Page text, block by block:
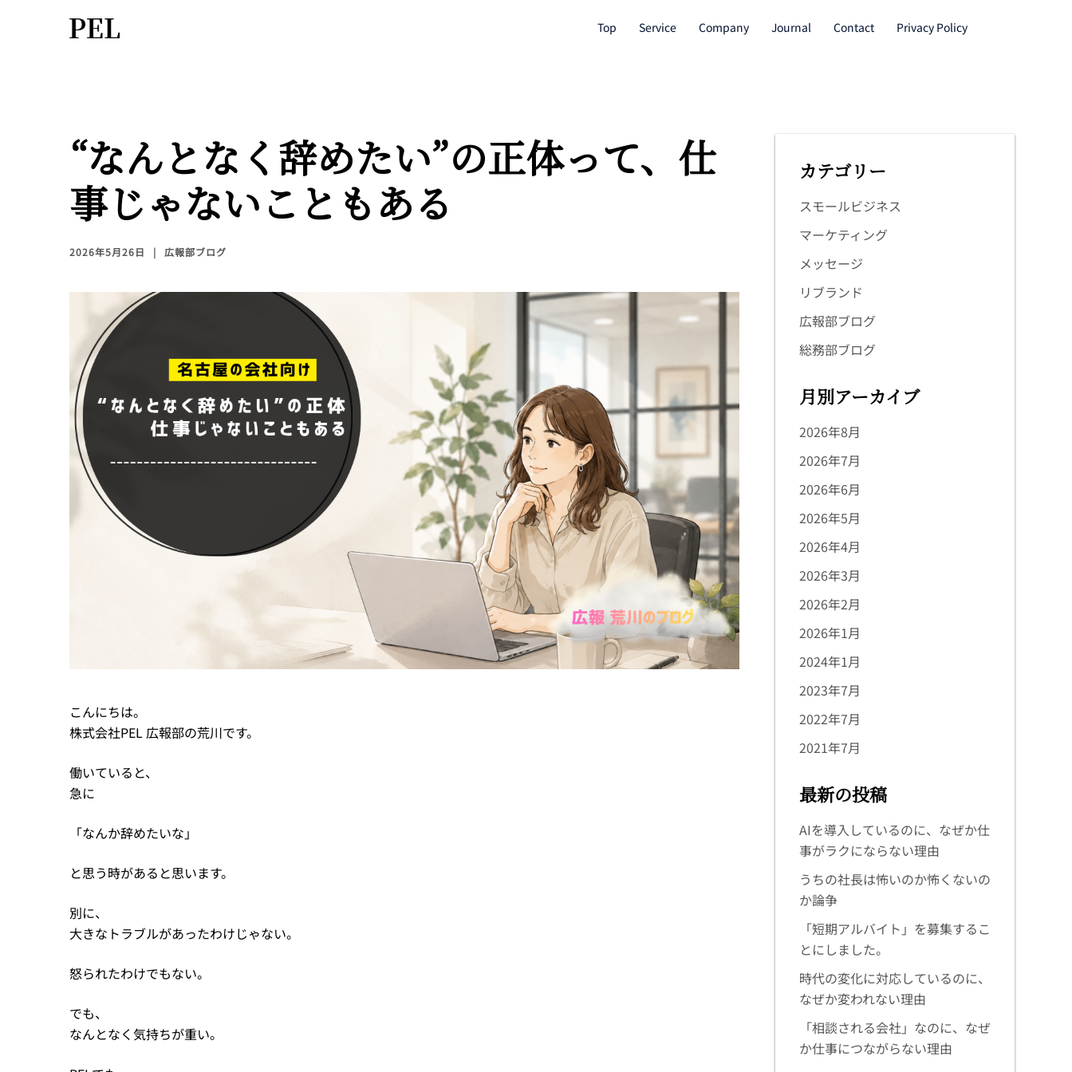
Top Service Company Journal Contact Privacy Policy
“なんとなく辞めたい”の正体って、仕
事じゃないこともある
2026年5月26日 広報部ブログ
こんにちは。
株式会社PEL 広報部の荒川です。
働いていると、
急に
「なんか辞めたいな」
と思う時があると思います。
別に、
大きなトラブルがあったわけじゃない。
怒られたわけでもない。
でも、
なんとなく気持ちが重い。
カテゴリー
スモールビジネス
マーケティング
メッセージ
リブランド
広報部ブログ
総務部ブログ
月別アーカイブ
2026年8月
2026年7月
2026年6月
2026年5月
2026年4月
2026年3月
2026年2月
2026年1月
2024年1月
2023年7月
2022年7月
2021年7月
最新の投稿
AIを導入しているのに、なぜか仕
事がラクにならない理由
うちの社長は怖いのか怖くないの
か論争
「短期アルバイト」を募集するこ
とにしました。
時代の変化に対応しているのに、
なぜか変われない理由
「相談される会社」なのに、なぜ
か仕事につながらない理由